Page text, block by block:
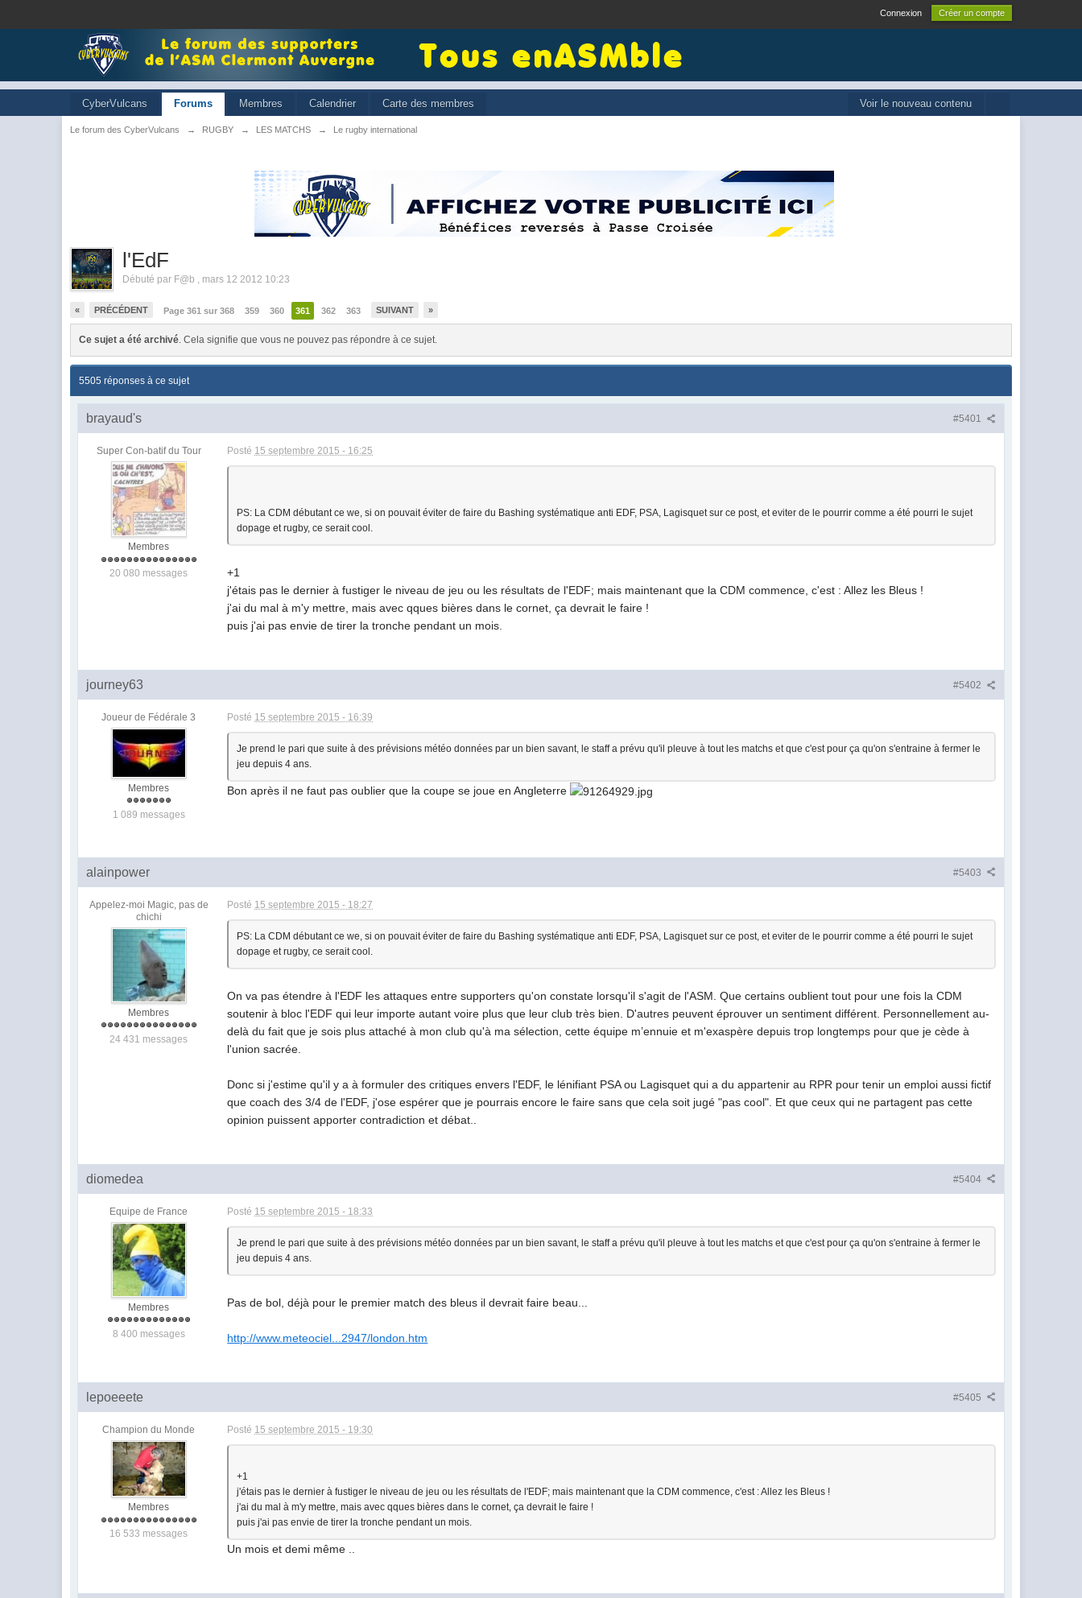
Connexion Créer un compte
Voir le nouveau contenu
CyberVulcans Forums Membres Calendrier Carte des membres
Le forum des CyberVulcans → RUGBY → LES MATCHS → Le rugby international
l'EdF
Débuté par F@b , mars 12 2012 10:23
« PRÉCÉDENT Page 361 sur 368 359 360 361 362 363 SUIVANT »
Ce sujet a été archivé. Cela signifie que vous ne pouvez pas répondre à ce sujet.
5505 réponses à ce sujet
#5401
brayaud's
Super Con-batif du Tour
Membres
20 080 messages
Posté 15 septembre 2015 - 16:25
PS: La CDM débutant ce we, si on pouvait éviter de faire du Bashing systématique anti EDF, PSA, Lagisquet sur ce post, et eviter de le pourrir comme a été pourri le sujet
dopage et rugby, ce serait cool.
+1
j'étais pas le dernier à fustiger le niveau de jeu ou les résultats de l'EDF; mais maintenant que la CDM commence, c'est : Allez les Bleus !
j'ai du mal à m'y mettre, mais avec qques bières dans le cornet, ça devrait le faire !
puis j'ai pas envie de tirer la tronche pendant un mois.
#5402
journey63
Joueur de Fédérale 3
Membres
1 089 messages
Posté 15 septembre 2015 - 16:39
Je prend le pari que suite à des prévisions météo données par un bien savant, le staff a prévu qu'il pleuve à tout les matchs et que c'est pour ça qu'on s'entraine à fermer le
jeu depuis 4 ans.
Bon après il ne faut pas oublier que la coupe se joue en Angleterre
#5403
alainpower
Appelez-moi Magic, pas de
chichi
Membres
24 431 messages
Posté 15 septembre 2015 - 18:27
PS: La CDM débutant ce we, si on pouvait éviter de faire du Bashing systématique anti EDF, PSA, Lagisquet sur ce post, et eviter de le pourrir comme a été pourri le sujet
dopage et rugby, ce serait cool.
On va pas étendre à l'EDF les attaques entre supporters qu'on constate lorsqu'il s'agit de l'ASM. Que certains oublient tout pour une fois la CDM
soutenir à bloc l'EDF qui leur importe autant voire plus que leur club très bien. D'autres peuvent éprouver un sentiment différent. Personnellement au-
delà du fait que je sois plus attaché à mon club qu'à ma sélection, cette équipe m’ennuie et m'exaspère depuis trop longtemps pour que je cède à
l'union sacrée.
Donc si j'estime qu'il y a à formuler des critiques envers l'EDF, le lénifiant PSA ou Lagisquet qui a du appartenir au RPR pour tenir un emploi aussi fictif
que coach des 3/4 de l'EDF, j'ose espérer que je pourrais encore le faire sans que cela soit jugé "pas cool". Et que ceux qui ne partagent pas cette
opinion puissent apporter contradiction et débat..
#5404
diomedea
Equipe de France
Membres
8 400 messages
Posté 15 septembre 2015 - 18:33
Je prend le pari que suite à des prévisions météo données par un bien savant, le staff a prévu qu'il pleuve à tout les matchs et que c'est pour ça qu'on s'entraine à fermer le
jeu depuis 4 ans.
Pas de bol, déjà pour le premier match des bleus il devrait faire beau...
http://www.meteociel...2947/london.htm
#5405
lepoeeete
Champion du Monde
Membres
16 533 messages
Posté 15 septembre 2015 - 19:30
+1
j'étais pas le dernier à fustiger le niveau de jeu ou les résultats de l'EDF; mais maintenant que la CDM commence, c'est : Allez les Bleus !
j'ai du mal à m'y mettre, mais avec qques bières dans le cornet, ça devrait le faire !
puis j'ai pas envie de tirer la tronche pendant un mois.
Un mois et demi même ..